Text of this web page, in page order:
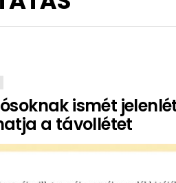
ismét
a távollétet